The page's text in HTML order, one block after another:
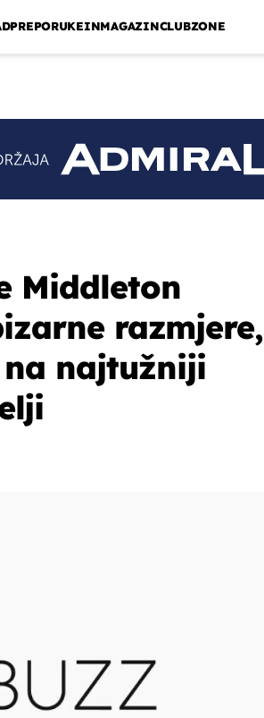
PREPORUKEINMAGAZINCLUBZONE
Middleton
razmjere,
najtužniji